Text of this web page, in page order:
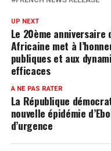
UP NEXT
Le 20ème anniversaire
Africaine met à
publiques et aux
efficaces
A NE PAS RATER
La République
nouvelle épidémie
d’urgence